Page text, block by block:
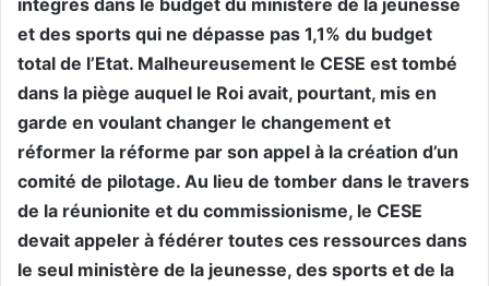
et des sports qui ne dépasse pas 1,1% du budget
total de l’Etat. Malheureusement le CESE est tombé
dans la piège auquel le Roi avait, pourtant, mis en
garde en voulant changer le changement et
réformer la réforme par son appel à la création d’un
comité de pilotage. Au lieu de tomber dans le travers
de la réunionite et du commissionisme, le CESE
devait appeler à fédérer toutes ces ressources dans
le seul ministère de la jeunesse, des sports et de la